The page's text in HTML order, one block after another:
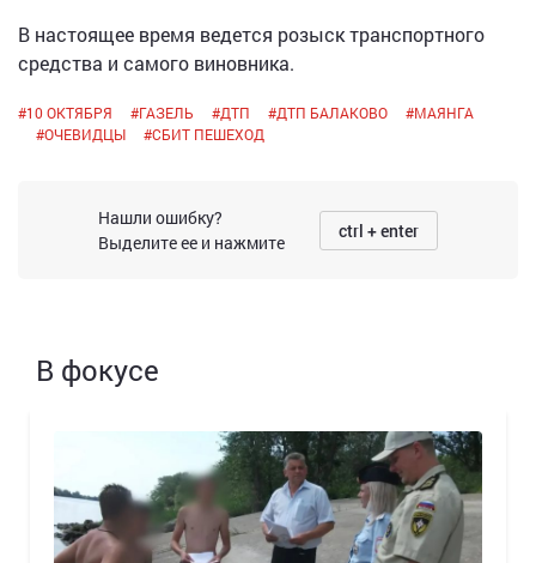
В настоящее время ведется розыск транспортного
средства и самого виновника.
#10 ОКТЯБРЯ #ГАЗЕЛЬ #ДТП #ДТП БАЛАКОВО #МАЯНГА
#ОЧЕВИДЦЫ #СБИТ ПЕШЕХОД
Нашли ошибку?
Выделите ее и нажмите
ctrl + enter
В фокусе